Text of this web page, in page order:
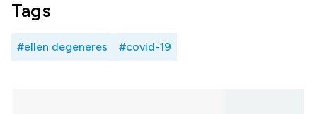
Tags
#ellen degeneres #covid-19